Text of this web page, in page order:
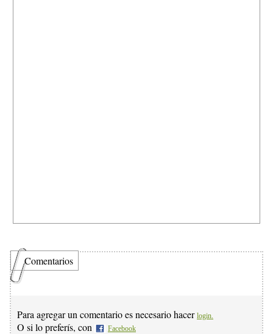
Comentarios
Para agregar un comentario es necesario hacer login.
O si lo preferís, con Facebook